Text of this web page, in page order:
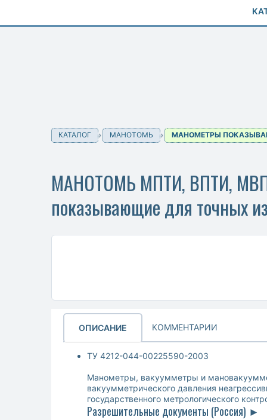
КАТАЛОГ МАНОТОМЬ МАНОМЕТРЫ
МАНОТОМЬ МПТИ, ВПТИ,
показывающие для точных
ОПИСАНИЕ КОММЕНТАРИИ
ТУ 4212-044-00225590-2003
Манометры, вакуумметры и
вакуумметрического давления
государственного метрологического
Разрешительные документы (Россия) ►